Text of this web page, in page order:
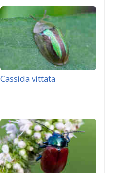
Cassida vittata